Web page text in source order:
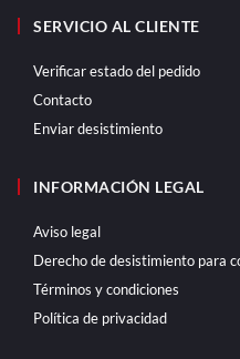
SERVICIO AL CLIENTE
Verificar estado del pedido
Contacto
Enviar desistimiento
INFORMACIÓN LEGAL
Aviso legal
Derecho de desistimiento para
Términos y condiciones
Política de privacidad